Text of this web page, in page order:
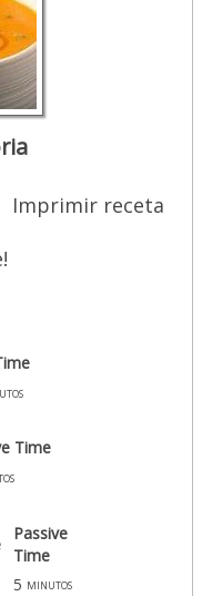
Imprimir receta
Time
Passive
Time
5 minutos